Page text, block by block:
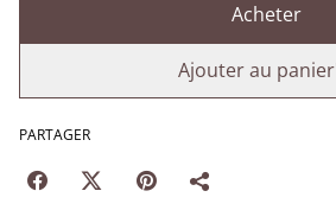
Acheter
Ajouter au panier
PARTAGER